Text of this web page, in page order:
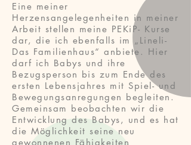
Eine meiner
Herzensangelegenheiten in meiner
Arbeit stellen meine PEKiP- Kurse
dar, die ich ebenfalls im „Lineli-
Das Familienhaus“ anbiete. Hier
darf ich Babys und ihre
Bezugsperson bis zum Ende des
ersten Lebensjahres mit Spiel- und
Bewegungsanregungen begleiten.
Gemeinsam beobachten wir die
Entwicklung des Babys, und es hat
die Möglichkeit seine neu
gewonnenen Fähigkeiten